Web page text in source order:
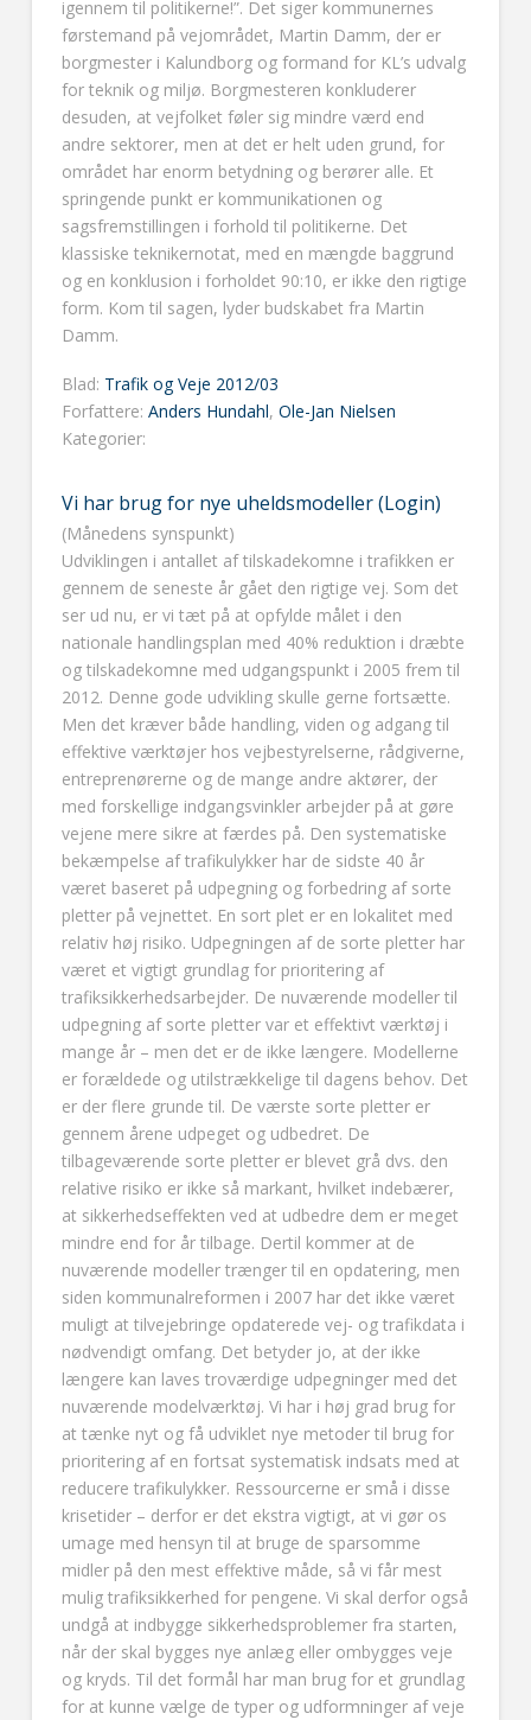
igennem til politikerne!”. Det siger kommunernes
førstemand på vejområdet, Martin Damm, der er
borgmester i Kalundborg og formand for KL’s udvalg
for teknik og miljø. Borgmesteren konkluderer
desuden, at vejfolket føler sig mindre værd end
andre sektorer, men at det er helt uden grund, for
området har enorm betydning og berører alle. Et
springende punkt er kommunikationen og
sagsfremstillingen i forhold til politikerne. Det
klassiske teknikernotat, med en mængde baggrund
og en konklusion i forholdet 90:10, er ikke den rigtige
form. Kom til sagen, lyder budskabet fra Martin
Damm.
Blad: Trafik og Veje 2012/03
Forfattere: Anders Hundahl, Ole-Jan Nielsen
Kategorier:
Vi har brug for nye uheldsmodeller (Login)
(Månedens synspunkt)
Udviklingen i antallet af tilskadekomne i trafikken er
gennem de seneste år gået den rigtige vej. Som det
ser ud nu, er vi tæt på at opfylde målet i den
nationale handlingsplan med 40% reduktion i dræbte
og tilskadekomne med udgangspunkt i 2005 frem til
2012. Denne gode udvikling skulle gerne fortsætte.
Men det kræver både handling, viden og adgang til
effektive værktøjer hos vejbestyrelserne, rådgiverne,
entreprenørerne og de mange andre aktører, der
med forskellige indgangsvinkler arbejder på at gøre
vejene mere sikre at færdes på. Den systematiske
bekæmpelse af trafikulykker har de sidste 40 år
været baseret på udpegning og forbedring af sorte
pletter på vejnettet. En sort plet er en lokalitet med
relativ høj risiko. Udpegningen af de sorte pletter har
været et vigtigt grundlag for prioritering af
trafiksikkerhedsarbejder. De nuværende modeller til
udpegning af sorte pletter var et effektivt værktøj i
mange år – men det er de ikke længere. Modellerne
er forældede og utilstrækkelige til dagens behov. Det
er der flere grunde til. De værste sorte pletter er
gennem årene udpeget og udbedret. De
tilbageværende sorte pletter er blevet grå dvs. den
relative risiko er ikke så markant, hvilket indebærer,
at sikkerhedseffekten ved at udbedre dem er meget
mindre end for år tilbage. Dertil kommer at de
nuværende modeller trænger til en opdatering, men
siden kommunalreformen i 2007 har det ikke været
muligt at tilvejebringe opdaterede vej- og trafikdata i
nødvendigt omfang. Det betyder jo, at der ikke
længere kan laves troværdige udpegninger med det
nuværende modelværktøj. Vi har i høj grad brug for
at tænke nyt og få udviklet nye metoder til brug for
prioritering af en fortsat systematisk indsats med at
reducere trafikulykker. Ressourcerne er små i disse
krisetider – derfor er det ekstra vigtigt, at vi gør os
umage med hensyn til at bruge de sparsomme
midler på den mest effektive måde, så vi får mest
mulig trafiksikkerhed for pengene. Vi skal derfor også
undgå at indbygge sikkerhedsproblemer fra starten,
når der skal bygges nye anlæg eller ombygges veje
og kryds. Til det formål har man brug for et grundlag
for at kunne vælge de typer og udformninger af veje